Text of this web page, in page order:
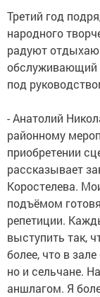
Третий год
народного
радуют
обслуживающий
под
- Анатолий
районному
приобретении
рассказывает
Коростелева.
подъёмом
репетиции.
выступить так,
более, что в
но и сельчане.
аншлагом. Я